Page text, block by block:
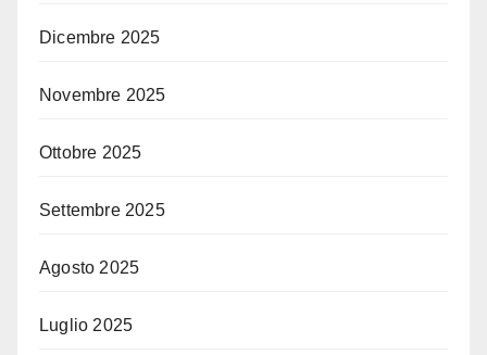
Dicembre 2025
Novembre 2025
Ottobre 2025
Settembre 2025
Agosto 2025
Luglio 2025